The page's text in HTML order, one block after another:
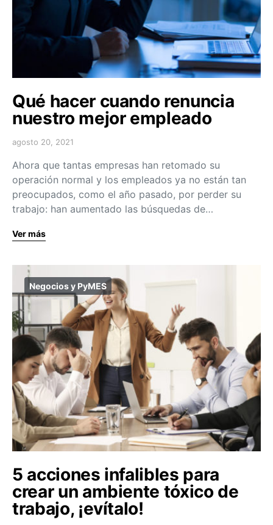
Qué hacer cuando renuncia
nuestro mejor empleado
agosto 20, 2021
Ahora que tantas empresas han retomado su
operación normal y los empleados ya no están tan
preocupados, como el año pasado, por perder su
trabajo: han aumentado las búsquedas de…
Ver más
Negocios y PyMES
5 acciones infalibles para
crear un ambiente tóxico de
trabajo, ¡evítalo!